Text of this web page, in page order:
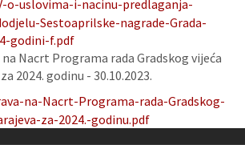
o-uslovima-i-nacinu-predlaganja-
Sestoaprilske-nagrade-Grada-
godini-f.pdf
Nacrt Programa rada Gradskog vijeća
2024. godinu - 30.10.2023.
na-Nacrt-Programa-rada-Gradskog-
za-2024.-godinu.pdf